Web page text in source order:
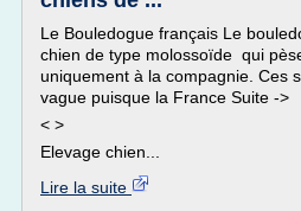
Le Bouledogue français Le
chien de type molossoïde qui
uniquement à la compagnie. Ces
vague puisque la France Suite ->
< >
Elevage chien...
Lire la suite